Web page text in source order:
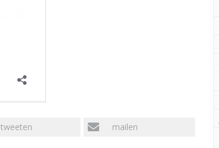
tweeten mailen